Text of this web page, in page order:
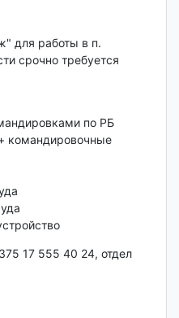
для работы в п.
срочно требуется
по РБ
командировочные
17 555 40 24, отдел